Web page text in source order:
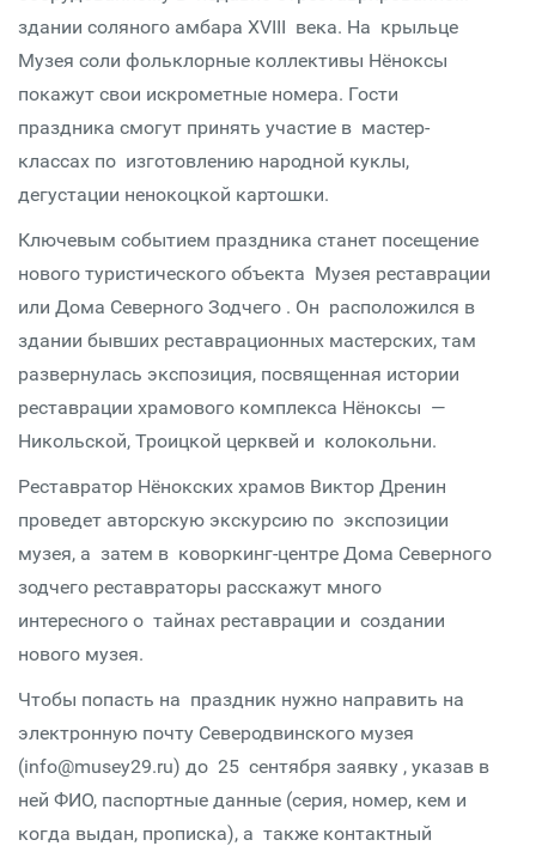
здании соляного амбара XVIII века. На крыльце
Музея соли фольклорные коллективы Нёноксы
покажут свои искрометные номера. Гости
праздника смогут принять участие в мастер-
классах по изготовлению народной куклы,
дегустации ненокоцкой картошки.
Ключевым событием праздника станет посещение
нового туристического объекта Музея реставрации
или Дома Северного Зодчего . Он расположился в
здании бывших реставрационных мастерских, там
развернулась экспозиция, посвященная истории
реставрации храмового комплекса Нёноксы —
Никольской, Троицкой церквей и колокольни.
Реставратор Нёнокских храмов Виктор Дренин
проведет авторскую экскурсию по экспозиции
музея, а затем в коворкинг-центре Дома Северного
зодчего реставраторы расскажут много
интересного о тайнах реставрации и создании
нового музея.
Чтобы попасть на праздник нужно направить на
электронную почту Северодвинского музея
(info@musey29.ru) до 25 сентября заявку , указав в
ней ФИО, паспортные данные (серия, номер, кем и
когда выдан, прописка), а также контактный